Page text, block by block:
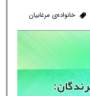
خانواده‌ی مرغابیان